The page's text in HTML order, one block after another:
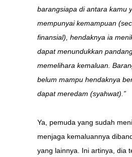
barangsiapa di antara kamu
mempunyai kemampuan
finansial), hendaknya ia
dapat menundukkan
memelihara kemaluan.
belum mampu hendaknya
dapat meredam (syahwat).”
Ya, pemuda yang sudah
menjaga kemaluannya
yang lainnya. Ini artinya, dia